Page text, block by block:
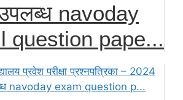
navoday
question pape...